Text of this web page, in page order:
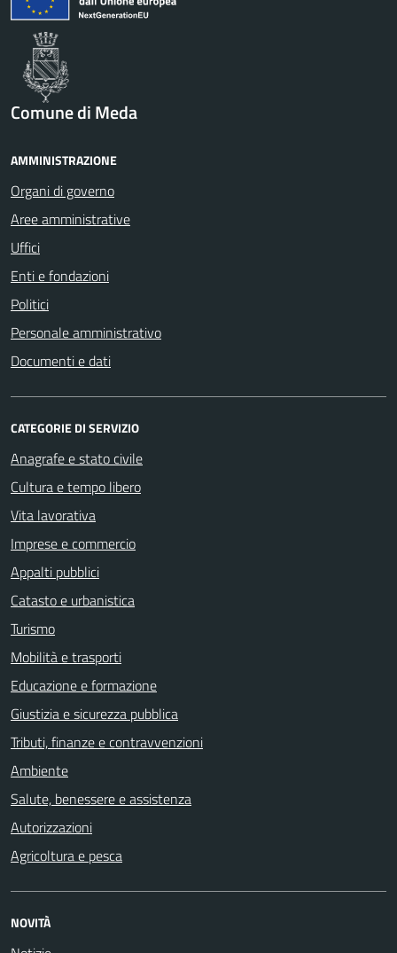
Comune di Meda
AMMINISTRAZIONE
Organi di governo
Aree amministrative
Uffici
Enti e fondazioni
Politici
Personale amministrativo
Documenti e dati
CATEGORIE DI SERVIZIO
Anagrafe e stato civile
Cultura e tempo libero
Vita lavorativa
Imprese e commercio
Appalti pubblici
Catasto e urbanistica
Turismo
Mobilità e trasporti
Educazione e formazione
Giustizia e sicurezza pubblica
Tributi, finanze e contravvenzioni
Ambiente
Salute, benessere e assistenza
Autorizzazioni
Agricoltura e pesca
NOVITÀ